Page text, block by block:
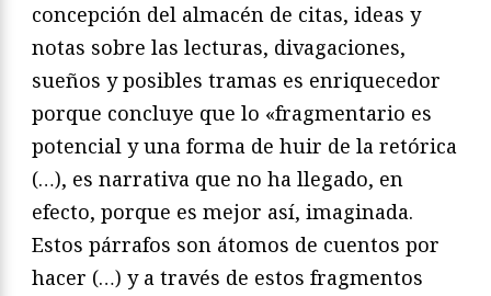
concepción del almacén de citas, ideas y
notas sobre las lecturas, divagaciones,
sueños y posibles tramas es enriquecedor
porque concluye que lo «fragmentario es
potencial y una forma de huir de la retórica
(…), es narrativa que no ha llegado, en
efecto, porque es mejor así, imaginada.
Estos párrafos son átomos de cuentos por
hacer (…) y a través de estos fragmentos